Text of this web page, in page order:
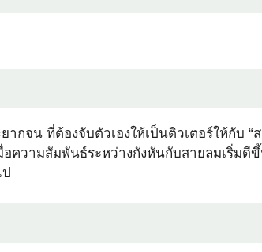
ากจน ที่ต้องจับตัวเองให้เป็นติวเตอร์ให้กับ “
วามสัมพันธ์ระหว่างกังหันกับสายลมเริ่มดี